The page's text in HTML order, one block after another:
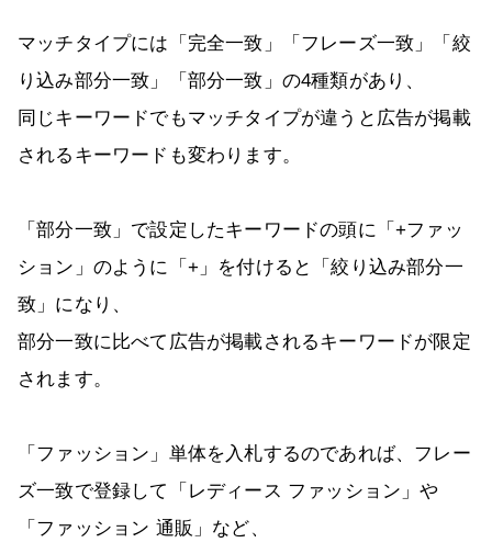
マッチタイプには「完全一致」「フレーズ一致」「絞
り込み部分一致」「部分一致」の4種類があり、
同じキーワードでもマッチタイプが違うと広告が掲載
されるキーワードも変わります。
「部分一致」で設定したキーワードの頭に「+ファッ
ション」のように「+」を付けると「絞り込み部分一
致」になり、
部分一致に比べて広告が掲載されるキーワードが限定
されます。
「ファッション」単体を入札するのであれば、フレー
ズ一致で登録して「レディース ファッション」や
「ファッション 通販」など、